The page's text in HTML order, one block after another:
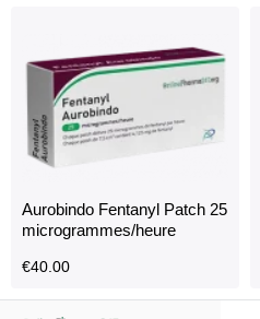
Aurobindo Fentanyl Patch 25
microgrammes/heure
€40.00